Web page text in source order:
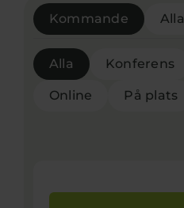
Kommande Alla
Alla Konferens
Online På plats